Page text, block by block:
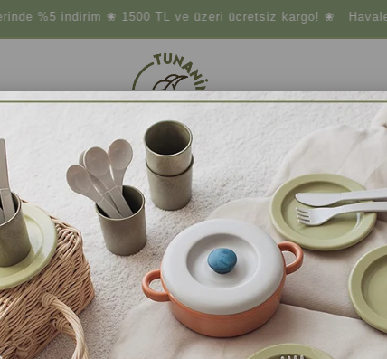
indirim ❀ 1500 TL ve üzeri ücretsiz kargo! ❀ Havale & Eft
Atıksız Yaşam Doğal Temizlik Doğal Gıdalar
720ML 2156438 MAVI
Jackson 2.0 Tritan Tek El Bas İç Kilitli Su